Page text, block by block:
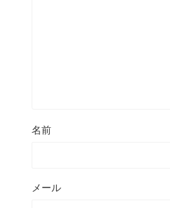
名前
メール